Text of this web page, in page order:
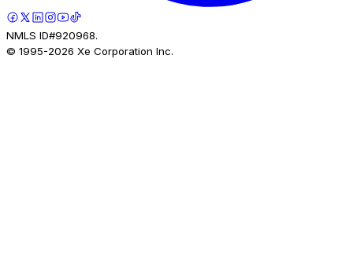
NMLS ID#920968.
© 1995-2026 Xe Corporation Inc.